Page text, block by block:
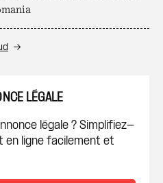
LÉGALE
légale ? Simplifiez-
en ligne facilement et